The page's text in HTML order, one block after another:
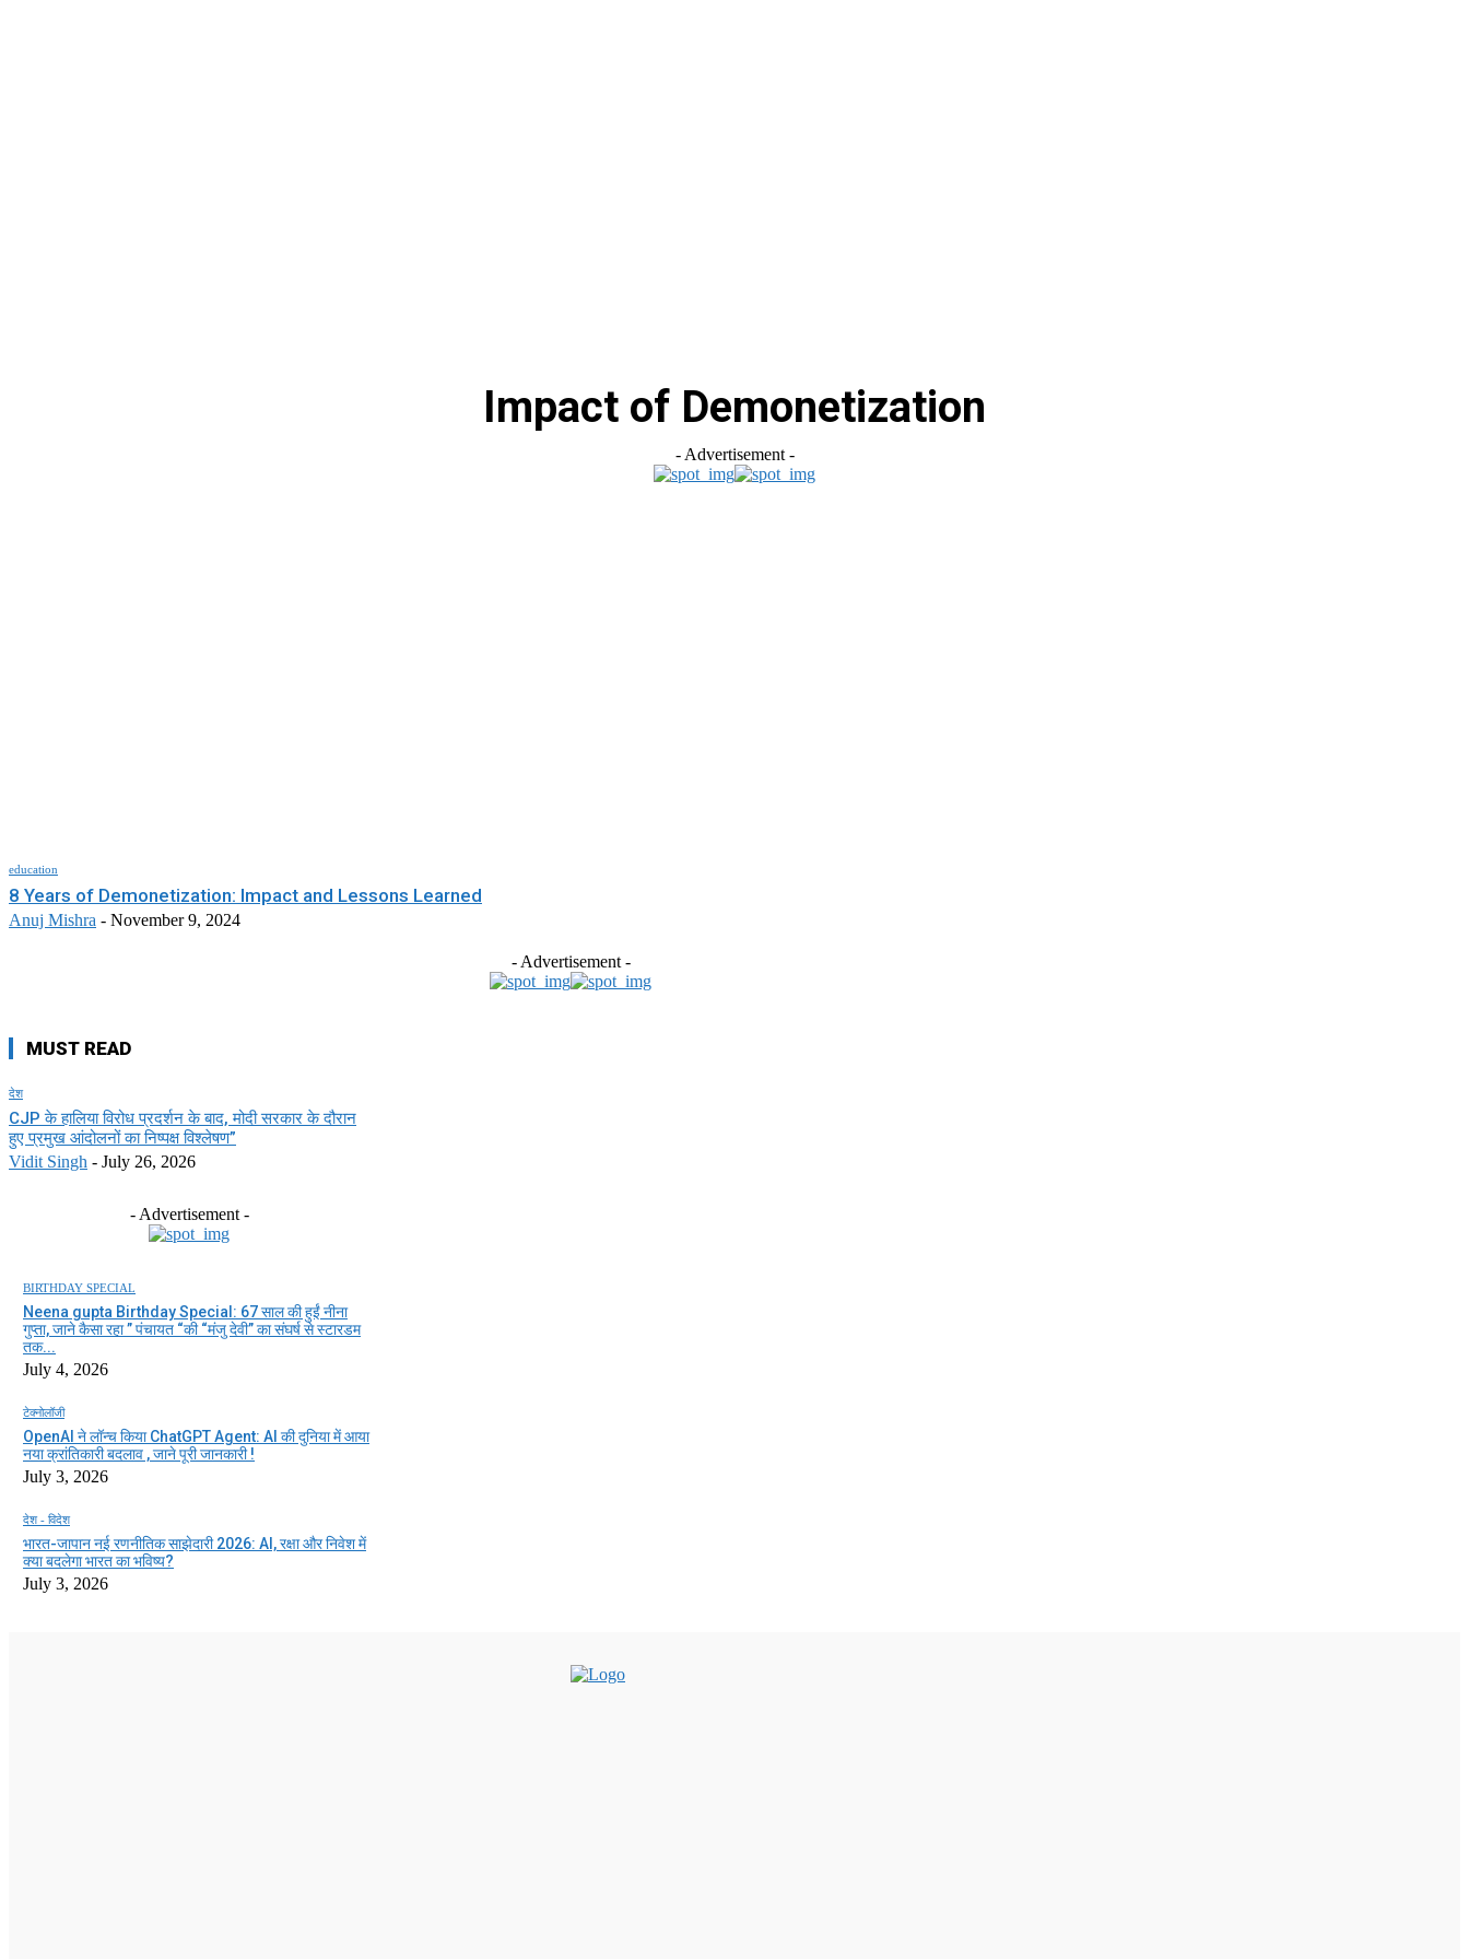
Impact of Demonetization
- Advertisement -
education
8 Years of Demonetization: Impact and Lessons Learned
Anuj Mishra - November 9, 2024
- Advertisement -
MUST READ
देश
CJP के हालिया विरोध प्रदर्शन के बाद, मोदी सरकार के दौरान
हुए प्रमुख आंदोलनों का निष्पक्ष विश्लेषण”
Vidit Singh - July 26, 2026
- Advertisement -
BIRTHDAY SPECIAL
Neena gupta Birthday Special: 67 साल की हुईं नीना
गुप्ता, जाने कैसा रहा ” पंचायत “की “मंजु देवी” का संघर्ष से स्टारडम
तक...
July 4, 2026
टेक्नोलॉजी
OpenAI ने लॉन्च किया ChatGPT Agent: AI की दुनिया में आया
नया क्रांतिकारी बदलाव , जाने पूरी जानकारी !
July 3, 2026
देश - विदेश
भारत-जापान नई रणनीतिक साझेदारी 2026: AI, रक्षा और निवेश में
क्या बदलेगा भारत का भविष्य?
July 3, 2026